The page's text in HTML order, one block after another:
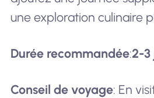
une exploration culinaire
Durée recommandée:2-3
Conseil de voyage: En